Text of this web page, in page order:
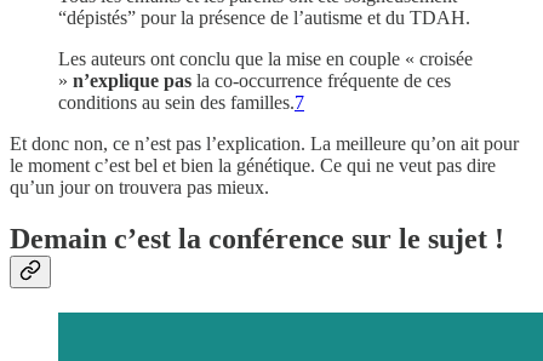
“dépistés” pour la présence de l’autisme et du TDAH.
Les auteurs ont conclu que la mise en couple « croisée
» n’explique pas la co‑occurrence fréquente de ces
conditions au sein des familles.7
Et donc non, ce n’est pas l’explication. La meilleure qu’on ait pour
le moment c’est bel et bien la génétique. Ce qui ne veut pas dire
qu’un jour on trouvera pas mieux.
Demain c’est la conférence sur le sujet !